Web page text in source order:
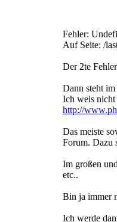
Fehler:
Auf Seite: /
Der 2te
Dann steht
Ich weis nicht
http://
Das meiste
Forum. Dazu
Im großen
etc..
Bin ja immer
Ich werde